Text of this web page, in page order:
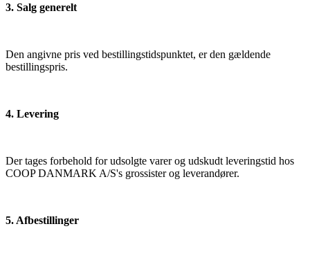
3. Salg generelt
Den angivne pris ved bestillingstidspunktet, er den gældende
bestillingspris.
4. Levering
Der tages forbehold for udsolgte varer og udskudt leveringstid hos
COOP DANMARK A/S's grossister og leverandører.
5. Afbestillinger